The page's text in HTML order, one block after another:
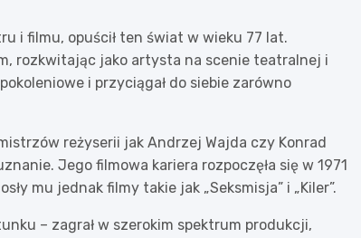
i filmu, opuścił ten świat w wieku 77 lat.
rozkwitając jako artysta na scenie teatralnej i
i przyciągał do siebie zarówno
reżyserii jak Andrzej Wajda czy Konrad
Jego filmowa kariera rozpoczęła się w 1971
mu jednak filmy takie jak „Seksmisja” i „Kiler”.
– zagrał w szerokim spektrum produkcji,